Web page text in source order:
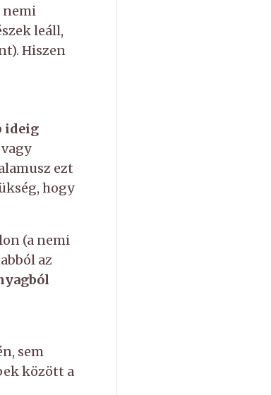
nemi
leáll,
Hiszen
ideig
ezt
hogy
(a nemi
az
sem
között a